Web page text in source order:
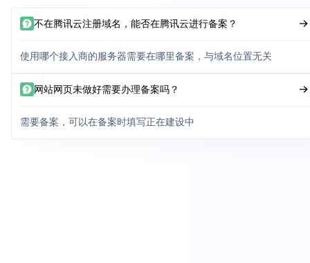
不在腾讯云注册域名，能否在腾讯云进行备案？
使用哪个接入商的服务器需要在哪里备案，与域名位置无关
网站网页未做好需要办理备案吗？
需要备案，可以在备案时填写正在建设中